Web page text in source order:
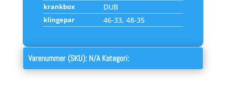
krankbox DUB
klingepar 46-33, 48-35
Varenummer (SKU): N/A Kategori: